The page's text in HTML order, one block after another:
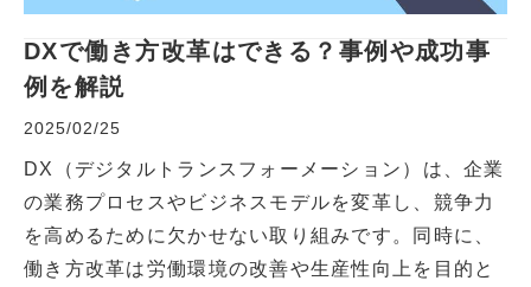
DXで働き方改革はできる？事例や成功事
例を解説
2025/02/25
DX（デジタルトランスフォーメーション）は、企業
の業務プロセスやビジネスモデルを変革し、競争力
を高めるために欠かせない取り組みです。同時に、
働き方改革は労働環境の改善や生産性向上を目的と